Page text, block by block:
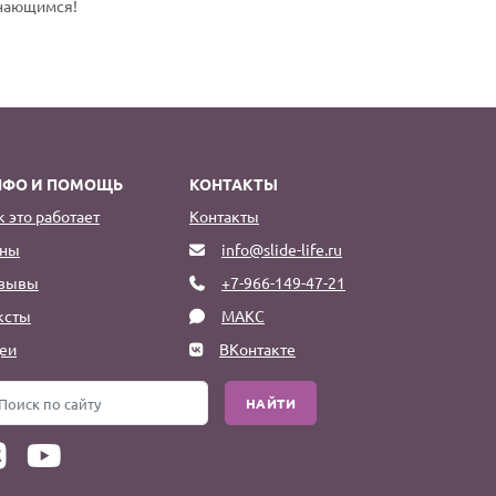
И ПОМОЩЬ
это работает
КОНТАКТЫ
Контакты
info@slide-life.ru
+7-966-149-47-21
МАКС
ВКонтакте
НАЙТИ